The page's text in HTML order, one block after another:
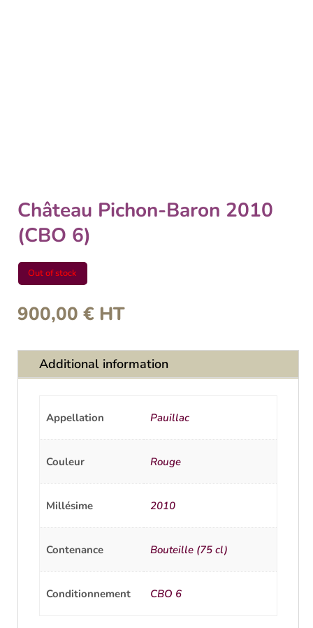
Château Pichon-Baron 2010
(CBO 6)
Out of stock
900,00 € HT
Additional information
Appellation Pauillac
Couleur Rouge
Millésime 2010
Contenance Bouteille (75 cl)
Conditionnement CBO 6